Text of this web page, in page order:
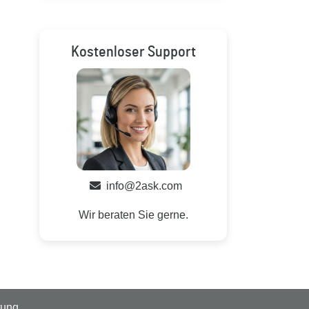
Kostenloser Support
info@2ask.com
Wir beraten Sie gerne.